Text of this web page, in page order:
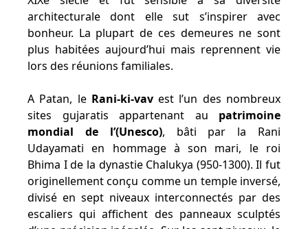
architecturale dont elle sut s’inspirer avec
bonheur. La plupart de ces demeures ne sont
plus habitées aujourd’hui mais reprennent vie
lors des réunions familiales.
A Patan, le Rani-ki-vavest l’un des nombreux
sites gujaratis appartenant au patrimoine
mondial de l’(Unesco), bâti par la Rani
Udayamati en hommage à son mari, le roi
Bhima I de la dynastie Chalukya (950-1300). Il fut
originellement conçu comme un temple inversé,
divisé en sept niveaux interconnectés par des
escaliers qui affichent des panneaux sculptés